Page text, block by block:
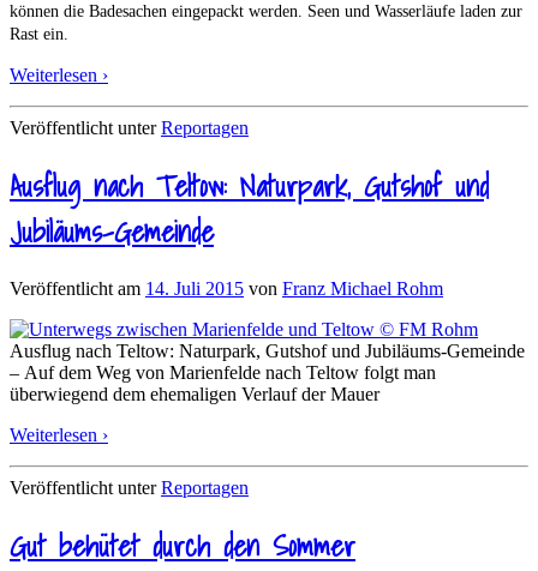
können die Badesachen eingepackt werden. Seen und Wasserläufe laden zur
Rast ein.
Weiterlesen ›
Veröffentlicht unterReportagen
Ausflug nach Teltow: Naturpark, Gutshof und
Jubiläums-Gemeinde
Veröffentlicht am 14. Juli 2015 von Franz Michael Rohm
Ausflug nach Teltow: Naturpark, Gutshof und Jubiläums-Gemeinde
– Auf dem Weg von Marienfelde nach Teltow folgt man
überwiegend dem ehemaligen Verlauf der Mauer
Weiterlesen ›
Veröffentlicht unterReportagen
Gut behütet durch den Sommer